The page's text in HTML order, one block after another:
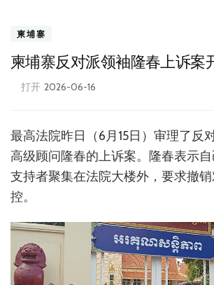
柬埔寨
柬埔寨反对派领袖隆春上诉案
打开 2026-06-16
最高法院昨日（6月15日）审理了反
高级顾问隆春的上诉案。隆春表示
支持者聚集在法院大楼外，要求撤
控。